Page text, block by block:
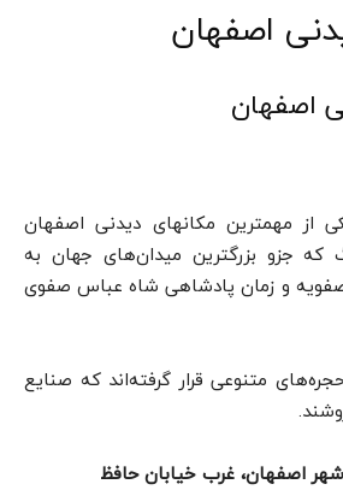
اصفهان
اصفهان
از مهمترین مکانهای دیدنی‌ اصفهان
که جزو بزرگترین میدان‌های جهان به
صفویه و زمان پادشاهی شاه عباس صفوی
متنوعی قرار گرفته‌اند که صنایع
اصفهان، غرب خیابان حافظ